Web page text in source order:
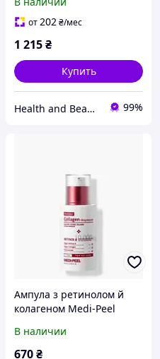
Volume All-in-One Essence
Proот202₴/мес
1 215₴
Купить
Health and Beauty 99%
Ампула з ретинолом й
колагеном Medi-Peel
Ampoule 50 ml
В наличии
670₴